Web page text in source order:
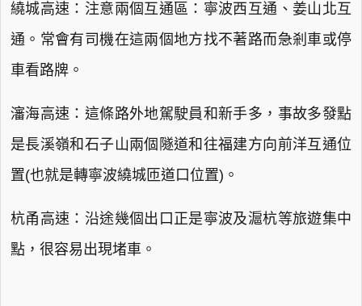
繞城高速：注意兩個互通區：寧波西互通、姜山北互
通。常會有司機在這兩個地方找不著路而急剎車或停
車看路牌。
瀋海高速：這條路外地駕駛員和新手多，事故多發點
是長溪嶺和石子山兩個隧道和往福建方向前洋互通位
置(也就是轉寧波繞城匝道口位置)。
杭甬高速：沿途幾個出口正是寧波及滬杭等旅遊集中
點，很容易出現堵車。